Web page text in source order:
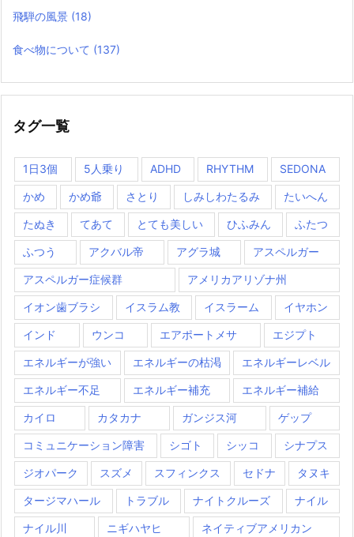
飛騨の風景 (18)
食べ物について (137)
タグ一覧
1日3個 5人乗り ADHD RHYTHM SEDONA
かめ かめ爺 さとり しみしわたるみ たいへん
たぬき てあて とても美しい ひふみん ふたつ
ふつう アクバル帝 アグラ城 アスペルガー
アスペルガー症候群 アメリカアリゾナ州
イオン歯ブラシ イスラム教 イスラーム イヤホン
インド ウンコ エアポートメサ エジプト
エネルギーが強い エネルギーの枯渇 エネルギーレベル
エネルギー不足 エネルギー補充 エネルギー補給
カイロ カタカナ ガンジス河 ゲップ
コミュニケーション障害 シゴト シッコ シナプス
ジオパーク スズメ スフィンクス セドナ タヌキ
タージマハール トラブル ナイトクルーズ ナイル
ナイル川 ニギハヤヒ ネイティブアメリカン